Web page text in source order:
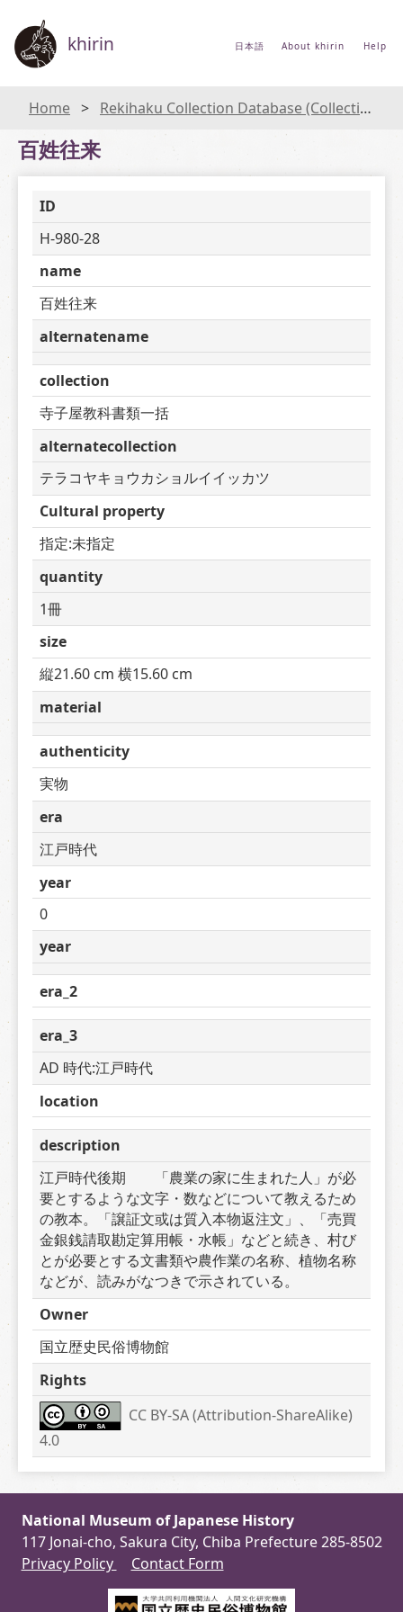
khirin 日本語 About khirin Help
Home Rekihaku Collection Database (Collections Database of the National Museum of Japanese History)
百姓往来
ID
H-980-28
name
百姓往来
alternatename
collection
寺子屋教科書類一括
alternatecollection
テラコヤキョウカショルイイッカツ
Cultural property
指定:未指定
quantity
1冊
size
縦21.60 cm 横15.60 cm
material
authenticity
実物
era
江戸時代
year
0
year
era_2
era_3
AD 時代:江戸時代
location
description
江戸時代後期　　「農業の家に生まれた人」が必
要とするような文字・数などについて教えるため
の教本。「譲証文或は質入本物返注文」、「売買
金銀銭請取勘定算用帳・水帳」などと続き、村び
とが必要とする文書類や農作業の名称、植物名称
などが、読みがなつきで示されている。
Owner
国立歴史民俗博物館
Rights
CC BY-SA (Attribution-ShareAlike)
4.0
National Museum of Japanese History
117 Jonai-cho, Sakura City, Chiba Prefecture 285-8502
Privacy Policy
Contact Form